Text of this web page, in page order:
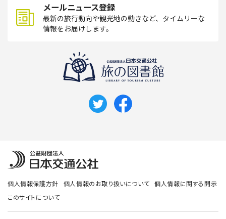
メールニュース登録
最新の旅行動向や観光地の動きなど、タイムリーな
情報をお届けします。
個人情報保護方針 個人情報のお取り扱いについて
個人情報に関する開示
このサイトについて